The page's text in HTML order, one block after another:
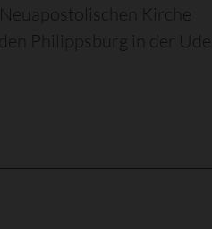
Kirche
Philippsburg in der